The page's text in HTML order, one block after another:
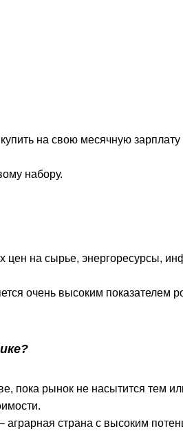
на свою месячную
набору.
на сырье, энергоресурсы,
очень высоким
пока рынок не насытится тем
аграрная страна с высоким